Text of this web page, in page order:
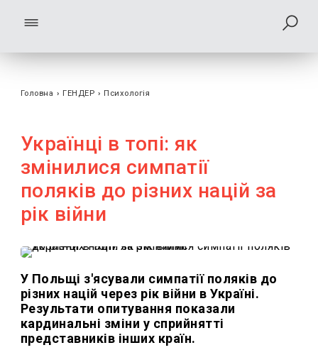
Головна › ГЕНДЕР › Психологія
Українці в топі: як
змінилися симпатії
поляків до різних націй за
рік війни
У Польщі з'ясували симпатії поляків до
різних націй через рік війни в Україні.
Результати опитування показали
кардинальні зміни у сприйнятті
представників інших країн.